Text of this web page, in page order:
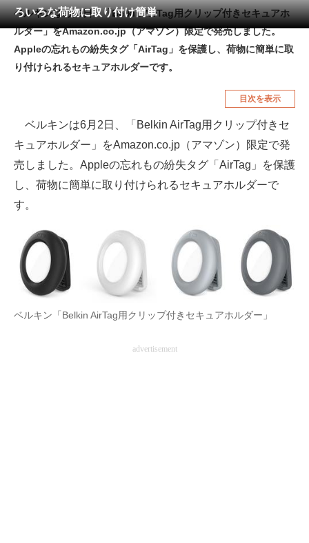
工具・DIY 本・DVD・CD
生活家電 生活用品
空調・季節家電 美容・コスメ
釣り具・釣り用品 食品・飲料・お酒
メディア
ITの今と未来を見通す
スマホと通信の最新トレンド
ろいろな荷物に取り付け簡単
ベルキンは6月2日、「Belkin AirTag用クリップ付きセキュアホ
ルダー」をAmazon.co.jp（アマゾン）限定で発売しました。
Appleの忘れもの紛失タグ「AirTag」を保護し、荷物に簡単に取
り付けられるセキュアホルダーです。
目次を表示
ベルキンは6月2日、「Belkin AirTag用クリップ付きセ
キュアホルダー」をAmazon.co.jp（アマゾン）限定で発
売しました。Appleの忘れもの紛失タグ「AirTag」を保護
し、荷物に簡単に取り付けられるセキュアホルダーで
す。
ベルキン「Belkin AirTag用クリップ付きセキュアホルダー」
advertisement